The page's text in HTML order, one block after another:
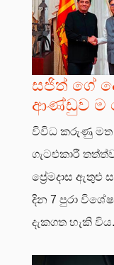
සජිත් ගේ
ආණ්ඩුව ම
විවිධ කරුණු මත
ගැටළුකාරී
ප්‍රේමදාස
දින 7 පුරා
දැකගත හැකි